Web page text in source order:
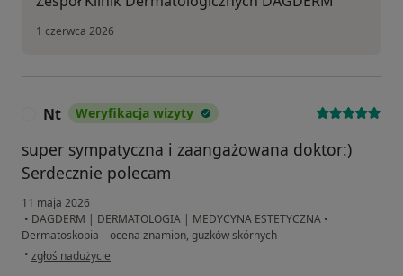
1 czerwca 2026
Nt Weryfikacja wizyty
super sympatyczna i zaangażowana doktor:)
Serdecznie polecam
11 maja 2026
• DAGDERM | DERMATOLOGIA | MEDYCYNA ESTETYCZNA •
Dermatoskopia – ocena znamion, guzków skórnych
• w opinii użytkownika Nt
zgłoś nadużycie